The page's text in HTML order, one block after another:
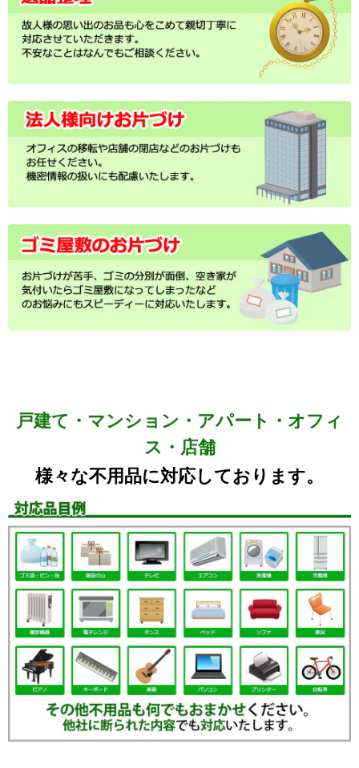
戸建て・マンション・アパート・オフィ
ス・店舗
様々な不用品に対応しております。